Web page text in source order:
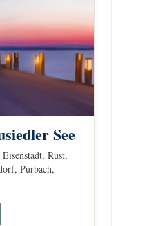
See
Rust,
Purbach,